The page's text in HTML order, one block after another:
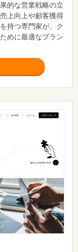
的な営業戦略の立
上向上や顧客獲得
持つ専門家が、ク
めに最適なプラン